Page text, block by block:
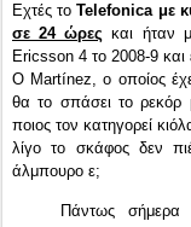
Εχτές τοTelefonica με
σε 24 ώρες και ήταν
Ericsson 4 το 2008-9
O Martínez, ο οποίος
θα το σπάσει το ρεκόρ
ποιος τον κατηγορεί
λίγο το σκάφος δεν
άλμπουρο ε;
Πάντως